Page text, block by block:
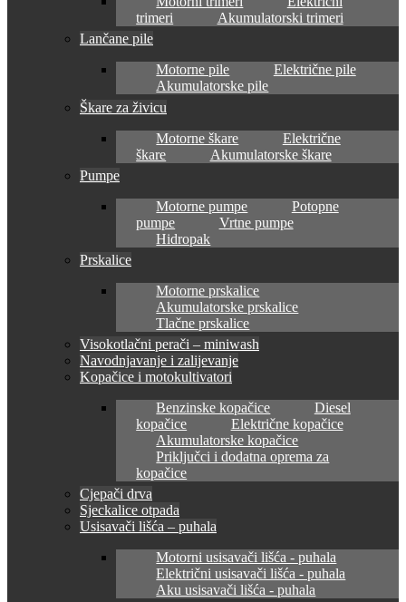
trimeri
Akumulatorski trimeri
Lančane pile
Motorne pile
Električne pile
Akumulatorske pile
Škare za živicu
Motorne škare
Električne
škare
Akumulatorske škare
Pumpe
Motorne pumpe
Potopne
pumpe
Vrtne pumpe
Hidropak
Prskalice
Motorne prskalice
Akumulatorske prskalice
Tlačne prskalice
Visokotlačni perači – miniwash
Navodnjavanje i zalijevanje
Kopačice i motokultivatori
Benzinske kopačice
Diesel
kopačice
Električne kopačice
Akumulatorske kopačice
Priključci i dodatna oprema za
kopačice
Cjepači drva
Sjeckalice otpada
Usisavači lišća – puhala
Motorni usisavači lišća - puhala
Električni usisavači lišća - puhala
Aku usisavači lišća - puhala